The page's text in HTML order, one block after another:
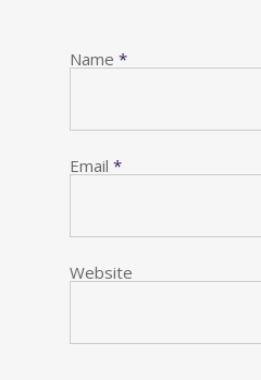
Name *
Email *
Website